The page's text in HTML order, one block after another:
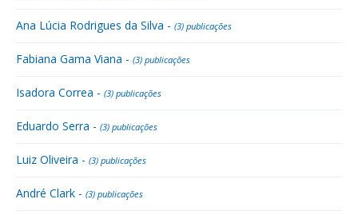
Ana Lúcia Rodrigues da Silva - (3) publicações
Fabiana Gama Viana - (3) publicações
Isadora Correa - (3) publicações
Eduardo Serra - (3) publicações
Luiz Oliveira - (3) publicações
André Clark - (3) publicações